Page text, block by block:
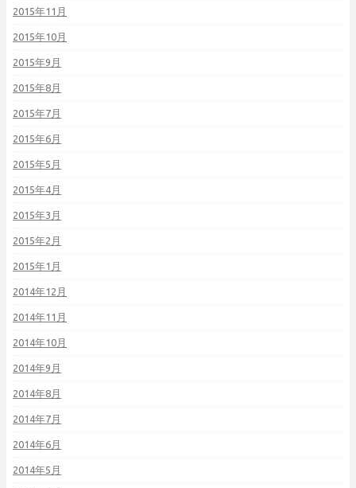
2015年11月
2015年10月
2015年9月
2015年8月
2015年7月
2015年6月
2015年5月
2015年4月
2015年3月
2015年2月
2015年1月
2014年12月
2014年11月
2014年10月
2014年9月
2014年8月
2014年7月
2014年6月
2014年5月